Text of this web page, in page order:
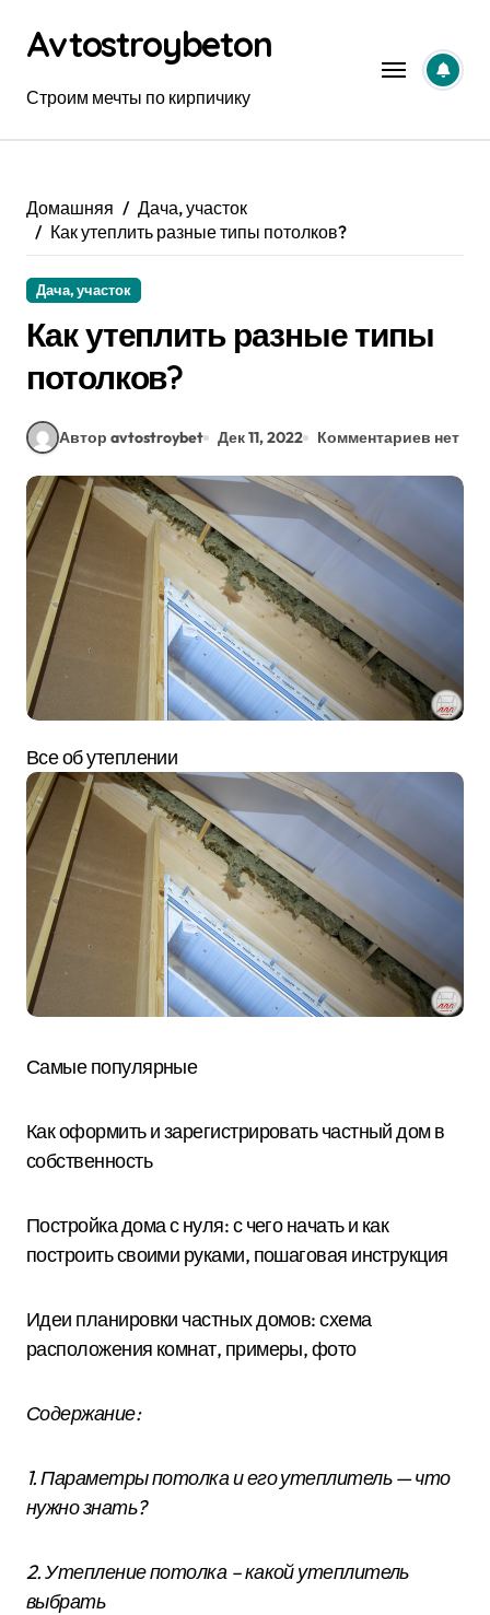
содержанию
Avtostroybeton
Строим мечты по кирпичику
Домашняя
Дача, участок
Как утеплить разные типы потолков?
Дача, участок
Как утеплить разные типы
потолков?
Автор avtostroybet Дек 11, 2022 Комментариев нет
Все об утеплении
Самые популярные
Как оформить и зарегистрировать частный дом в
собственность
Постройка дома с нуля: с чего начать и как
построить своими руками, пошаговая инструкция
Идеи планировки частных домов: схема
расположения комнат, примеры, фото
Содержание:
1. Параметры потолка и его утеплитель — что
нужно знать?
2. Утепление потолка – какой утеплитель
выбрать